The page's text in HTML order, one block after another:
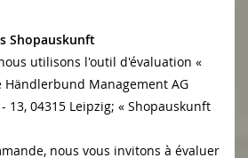
Shopauskunft
utilisons l'outil d'évaluation «
Händlerbund Management AG
13, 04315 Leipzig; « Shopauskunft
nous vous invitons à évaluer